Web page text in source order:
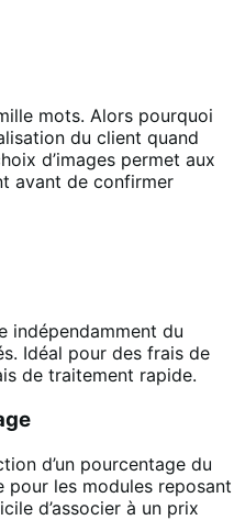
mots. Alors pourquoi
du client quand
d’images permet aux
avant de confirmer
indépendamment du
Idéal pour des frais de
de traitement rapide.
d’un pourcentage du
les modules reposant
d’associer à un prix